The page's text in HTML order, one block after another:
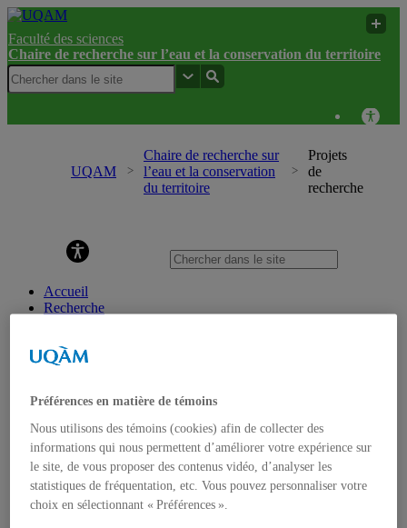
Faculté des sciences
Chaire de recherche sur l’eau et la conservation du territoire
UQAM
Chaire de recherche sur
l’eau et la conservation
du territoire
Projets
de
recherche
Accueil
Recherche
Laboratoire naturel du Mont Covey Hill
Offres de MSc et PhD
Titulaire et chercheuse principale
Collaboratrices et collaborateurs
Employées et employés
Étudiantes et étudiantes
Préférences en matière de témoins
Nous utilisons des témoins (cookies) afin de collecter des
informations qui nous permettent d’améliorer votre expérience sur
le site, de vous proposer des contenus vidéo, d’analyser les
statistiques de fréquentation, etc. Vous pouvez personnaliser votre
choix en sélectionnant « Préférences ».